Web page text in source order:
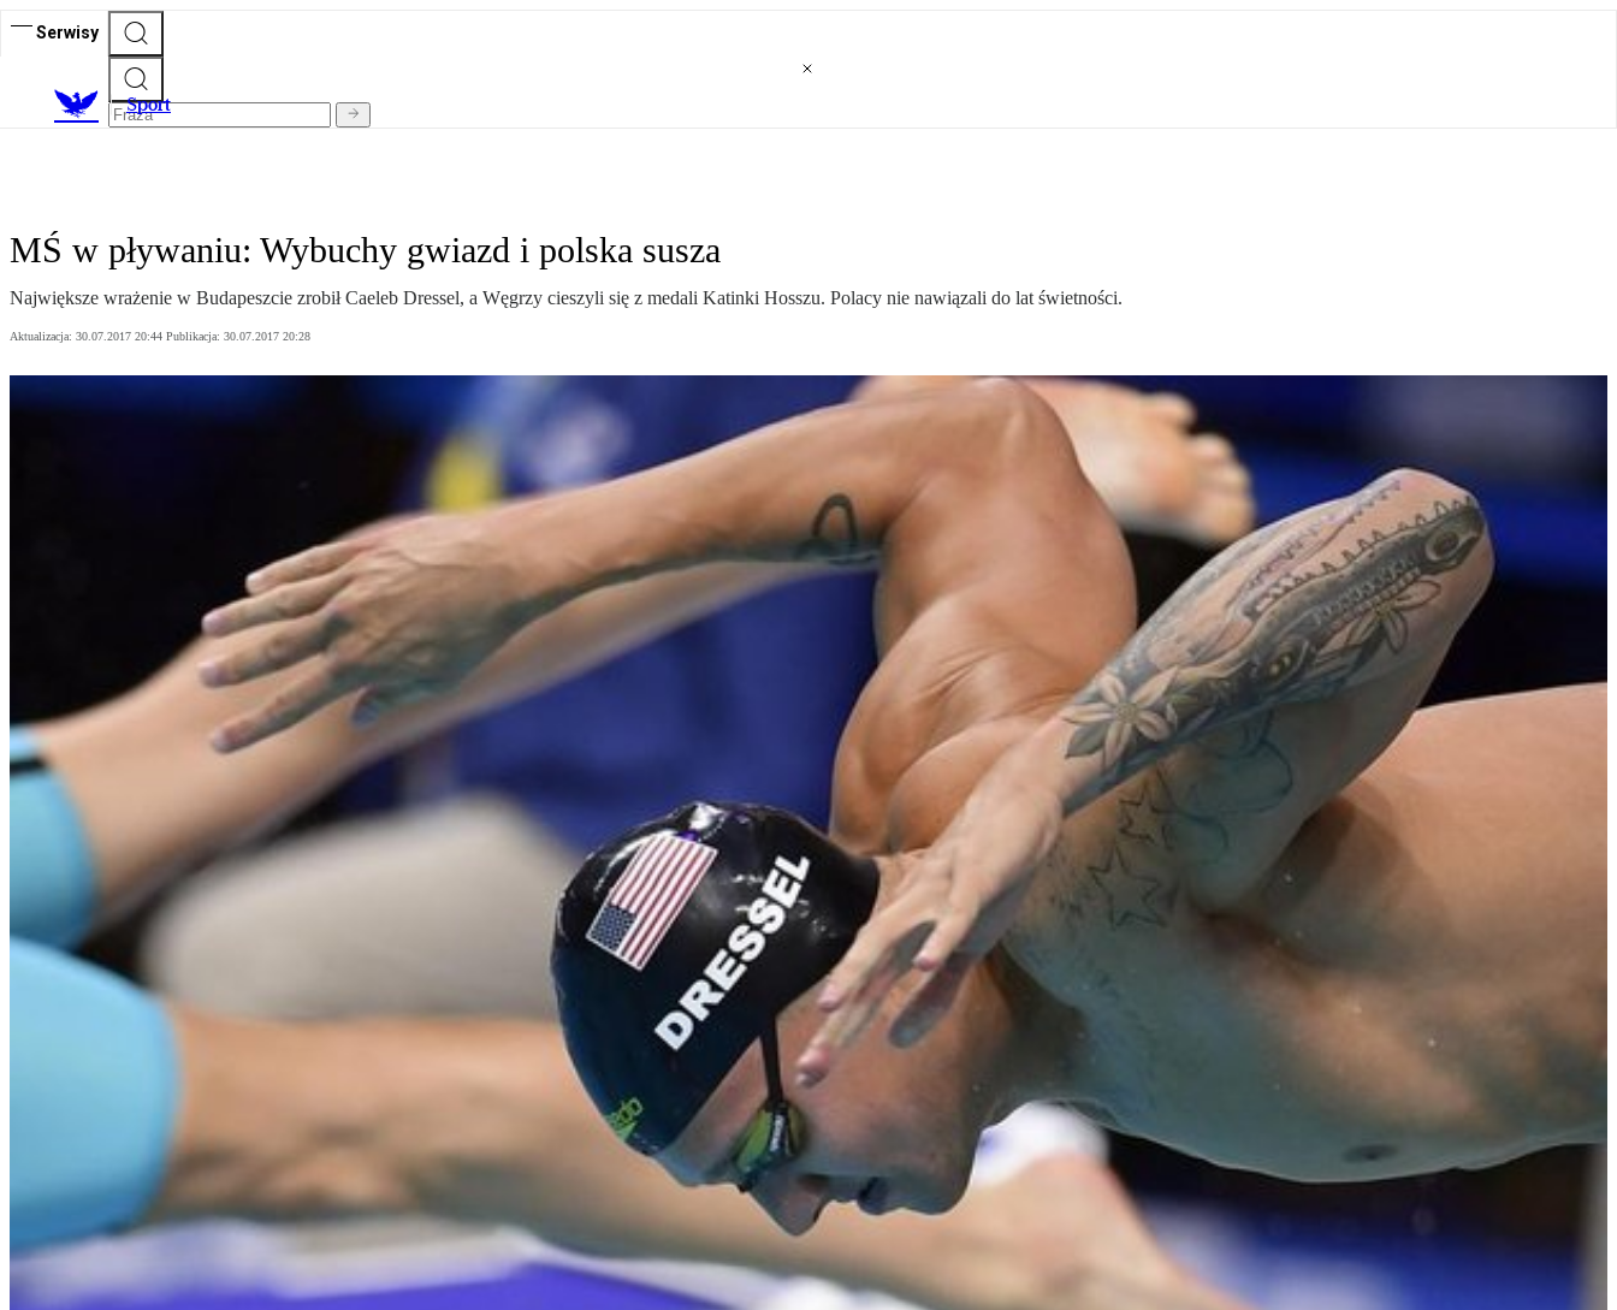
Serwisy
Sport
MŚ w pływaniu: Wybuchy gwiazd i polska susza
Największe wrażenie w Budapeszcie zrobił Caeleb Dressel, a Węgrzy cieszyli się z medali Katinki Hosszu. Polacy nie nawiązali do lat świetności.
Aktualizacja: 30.07.2017 20:44 Publikacja: 30.07.2017 20:28